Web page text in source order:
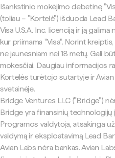
Išankstinio mokėjimo debetinę
(toliau – "Kortelė") išduoda Lead
Visa U.S.A. Inc. licenciją ir ją galima
kur priimama "Visa". Norint
ne jaunesniam nei 18 metų. Gali
mokesčiai. Daugiau informacijos
Kortelės turėtojo sutartyje ir
svetainėje.
Bridge Ventures LLC ("Bridge")
Bridge yra finansinių technologijų
Programos valdytoja, atsakinga
valdymą ir eksploatavimą Lead
Avian Labs nėra bankas. Avian